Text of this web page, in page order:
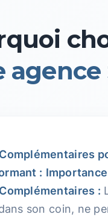
agence
:
:
son coin, ne